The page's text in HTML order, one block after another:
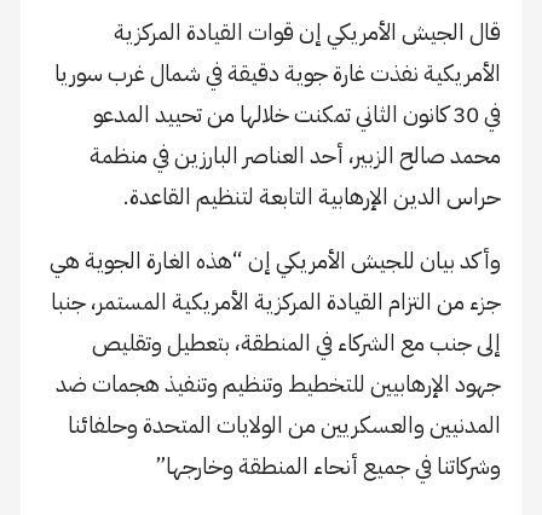
قال الجيش الأمريكي إن قوات القيادة المركزية
الأمريكية نفذت غارة جوية دقيقة في شمال غرب سوريا
في 30 كانون الثاني تمكنت خلالها من تحييد المدعو
محمد صالح الزبير، أحد العناصر البارزين في منظمة
حراس الدين الإرهابية التابعة لتنظيم القاعدة.
وأكد بيان للجيش الأمريكي إن “هذه الغارة الجوية هي
جزء من التزام القيادة المركزية الأمريكية المستمر، جنبا
إلى جنب مع الشركاء في المنطقة، بتعطيل وتقليص
جهود الإرهابيين للتخطيط وتنظيم وتنفيذ هجمات ضد
المدنيين والعسكريين من الولايات المتحدة وحلفائنا
وشركاتنا في جميع أنحاء المنطقة وخارجها”